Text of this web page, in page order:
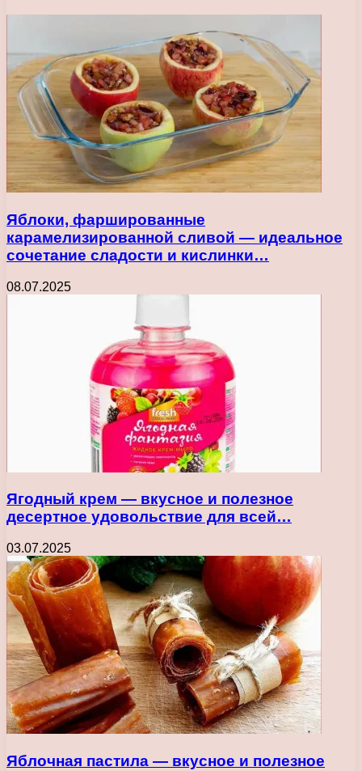
Яблоки, фаршированные
карамелизированной сливой — идеальное
сочетание сладости и кислинки…
08.07.2025
Ягодный крем — вкусное и полезное
десертное удовольствие для всей…
03.07.2025
Яблочная пастила — вкусное и полезное